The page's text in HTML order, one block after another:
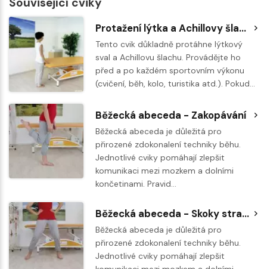
Protažení lýtka a Achillovy šlachy
Tento cvik důkladně protáhne lýtkový
sval a Achillovu šlachu. Provádějte ho
před a po každém sportovním výkonu
(cvičení, běh, kolo, turistika atd.). Pokud…
Běžecká abeceda - Zakopávání
Běžecká abeceda je důležitá pro
přirozené zdokonalení techniky běhu.
Jednotlivé cviky pomáhají zlepšit
komunikaci mezi mozkem a dolními
končetinami. Pravid…
Běžecká abeceda - Skoky stranou
Běžecká abeceda je důležitá pro
přirozené zdokonalení techniky běhu.
Jednotlivé cviky pomáhají zlepšit